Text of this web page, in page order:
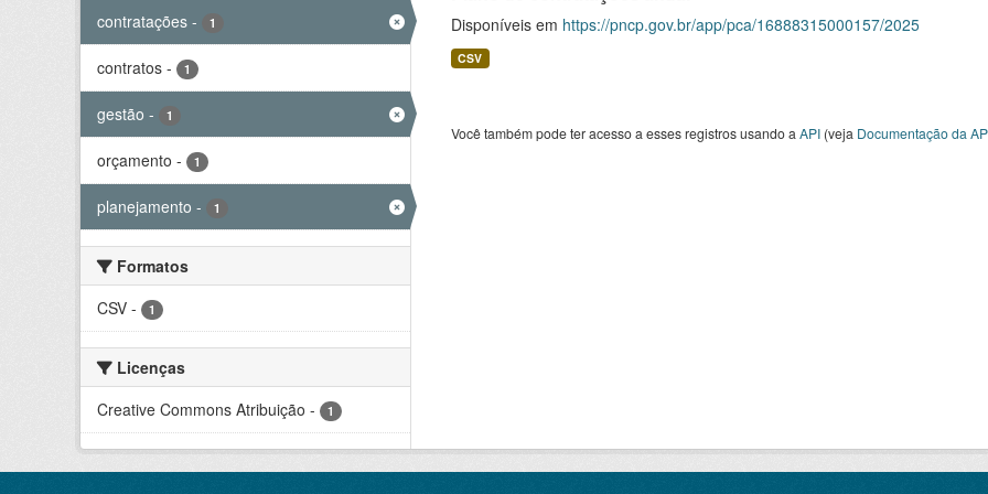
contratações - 1
contratos - 1
gestão - 1
orçamento - 1
planejamento - 1
Formatos
CSV - 1
Licenças
Creative Commons Atribuição - 1
Disponíveis em https://pncp.gov.br/app/pca/16888315000157/2025
CSV
Você também pode ter acesso a esses registros usando a API(veja Documentação da